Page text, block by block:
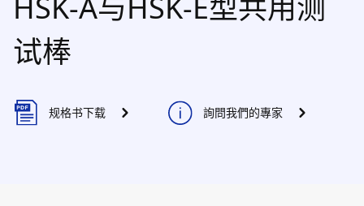
试棒
规格书下载 詢問我們的專家